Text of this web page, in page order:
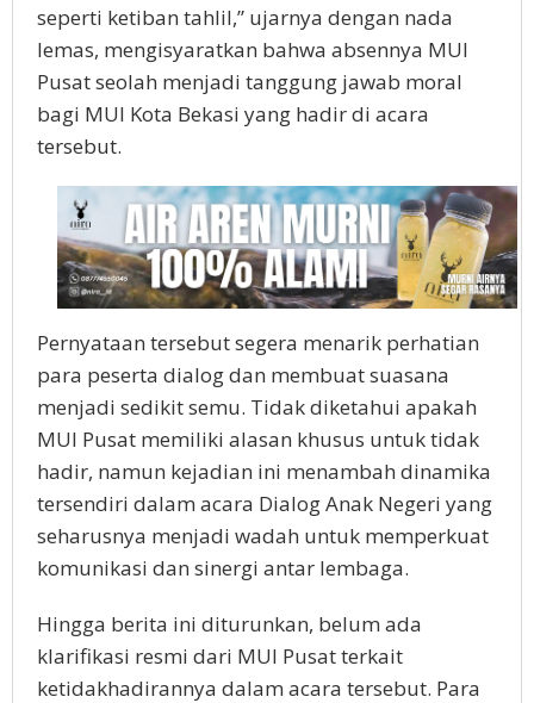
seperti ketiban tahlil,” ujarnya dengan nada
lemas, mengisyaratkan bahwa absennya MUI
Pusat seolah menjadi tanggung jawab moral
bagi MUI Kota Bekasi yang hadir di acara
tersebut.
Pernyataan tersebut segera menarik perhatian
para peserta dialog dan membuat suasana
menjadi sedikit semu. Tidak diketahui apakah
MUI Pusat memiliki alasan khusus untuk tidak
hadir, namun kejadian ini menambah dinamika
tersendiri dalam acara Dialog Anak Negeri yang
seharusnya menjadi wadah untuk memperkuat
komunikasi dan sinergi antar lembaga.
Hingga berita ini diturunkan, belum ada
klarifikasi resmi dari MUI Pusat terkait
ketidakhadirannya dalam acara tersebut. Para